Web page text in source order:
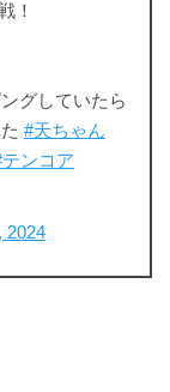
！
グしていたら
#天ちゃん
ンコア
2024